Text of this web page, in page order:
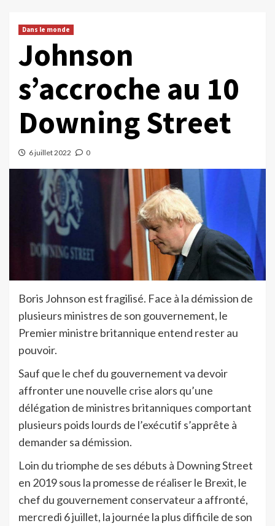
Dans le monde
Johnson
s’accroche au 10
Downing Street
6 juillet 2022 0
Boris Johnson est fragilisé. Face à la démission de
plusieurs ministres de son gouvernement, le
Premier ministre britannique entend rester au
pouvoir.
Sauf que le chef du gouvernement va devoir
affronter une nouvelle crise alors qu’une
délégation de ministres britanniques comportant
plusieurs poids lourds de l’exécutif s’apprête à
demander sa démission.
Loin du triomphe de ses débuts à Downing Street
en 2019 sous la promesse de réaliser le Brexit, le
chef du gouvernement conservateur a affronté,
mercredi 6 juillet, la journée la plus difficile de son